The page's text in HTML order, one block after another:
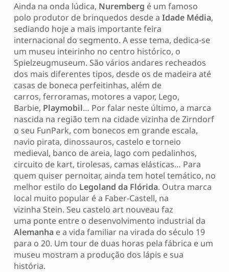
Ainda na onda lúdica, Nuremberg é um famoso
polo produtor de brinquedos desde a Idade Média,
sediando hoje a mais importante feira
internacional do segmento. A esse tema, dedica-se
um museu inteirinho no centro histórico, o
Spielzeugmuseum. São vários andares recheados
dos mais diferentes tipos, desde os de madeira até
casas de boneca perfeitinhas, além de
carros, ferroramas, motores a vapor, Lego,
Barbie, Playmobil… Por falar neste último, a marca
nascida na região tem na cidade vizinha de Zirndorf
o seu FunPark, com bonecos em grande escala,
navio pirata, dinossauros, castelo e torneio
medieval, banco de areia, lago com pedalinhos,
circuito de kart, tirolesas, camas elásticas… Para
quem quiser pernoitar, ainda tem hotel temático, no
melhor estilo do Legoland da Flórida. Outra marca
local muito popular é a Faber-Castell, na
vizinha Stein. Seu castelo art nouveau faz
uma ponte entre o desenvolvimento industrial da
Alemanhae a vida familiar na virada do século 19
para o 20. Um tour de duas horas pela fábrica e um
museu mostram a produção dos lápis e sua
história.